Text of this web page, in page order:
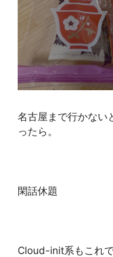
名古屋まで行かない
ったら。
閑話休題
Cloud-init系もこれで